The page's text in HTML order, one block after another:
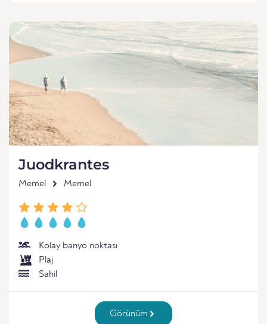
Juodkrantes
Memel Memel
Kolay banyo noktası
Plaj
Sahil
Görünüm